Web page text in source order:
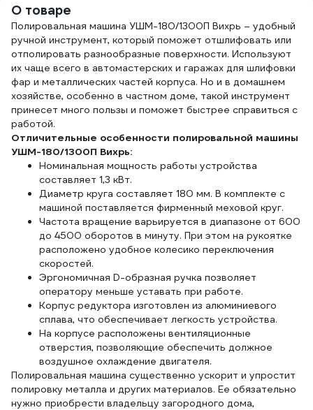
О товаре
Полировальная машина УШМ-180/1300П Вихрь – удобный
ручной инструмент, который поможет отшлифовать или
отполировать разнообразные поверхности. Используют
их чаще всего в автомастерских и гаражах для шлифовки
фар и металлических частей корпуса. Но и в домашнем
хозяйстве, особенно в частном доме, такой инструмент
принесет много пользы и поможет быстрее справиться с
работой.
Отличительные особенности полировальной машины
УШМ-180/1300П Вихрь:
Номинальная мощность работы устройства
составляет 1,3 кВт.
Диаметр круга составляет 180 мм. В комплекте с
машиной поставляется фирменный меховой круг.
Частота вращение варьируется в диапазоне от 600
до 4500 оборотов в минуту. При этом на рукоятке
расположено удобное колесико переключения
скоростей.
Эргономичная D-образная ручка позволяет
оператору меньше уставать при работе.
Корпус редуктора изготовлен из алюминиевого
сплава, что обеспечивает легкость устройства.
На корпусе расположены вентиляционные
отверстия, позволяющие обеспечить должное
воздушное охлаждение двигателя.
Полировальная машина существенно ускорит и упростит
полировку металла и других материалов. Ее обязательно
нужно приобрести владельцу загородного дома,